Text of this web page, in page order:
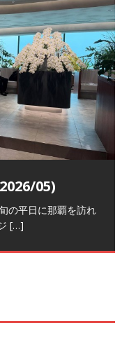
の戦略パー
料付与とス
05)
の平日に那覇を訪れ
[…]
スワ
ラウンジ
ファースト
恒例の新年の羽田
ワンナプー
(2026/01)
バンコク経由でチ